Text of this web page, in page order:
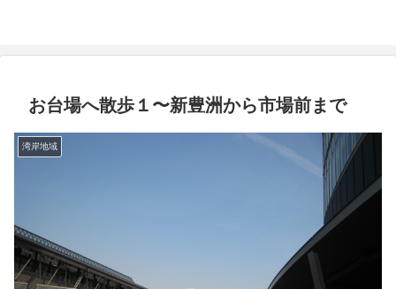
お台場へ散歩１〜新豊洲から市場前まで
湾岸地域